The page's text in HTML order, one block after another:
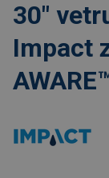
30"
Impact